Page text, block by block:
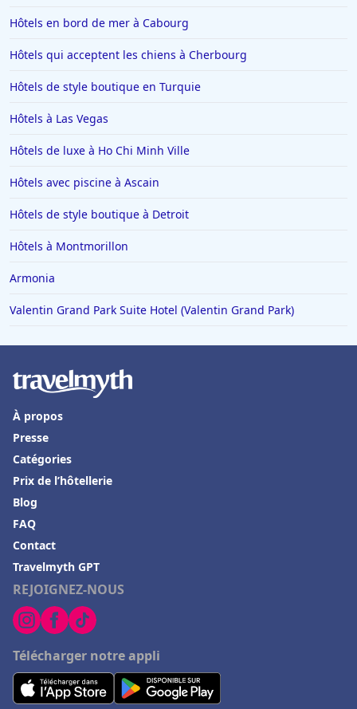
Hôtels en bord de mer à Cabourg
Hôtels qui acceptent les chiens à Cherbourg
Hôtels de style boutique en Turquie
Hôtels à Las Vegas
Hôtels de luxe à Ho Chi Minh Ville
Hôtels avec piscine à Ascain
Hôtels de style boutique à Detroit
Hôtels à Montmorillon
Armonia
Valentin Grand Park Suite Hotel (Valentin Grand Park)
REJOIGNEZ-NOUS
Télécharger notre appli
À propos
Presse
Catégories
Prix de l’hôtellerie
Blog
FAQ
Contact
Travelmyth GPT